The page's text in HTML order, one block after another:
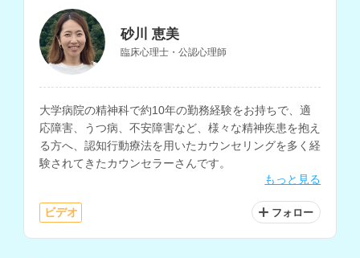
砂川 恵美
臨床心理士・公認心理師
大学病院の精神科で約10年の勤務経験をお持ちで、適
応障害、うつ病、不安障害など、様々な精神疾患を抱え
る方へ、認知行動療法を用いたカウンセリングを多く経
験されてきたカウンセラーさんです。
もっと見る
ビデオ フォロー